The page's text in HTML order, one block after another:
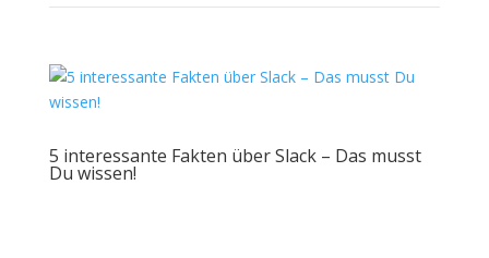
5 interessante Fakten über Slack – Das musst
Du wissen!